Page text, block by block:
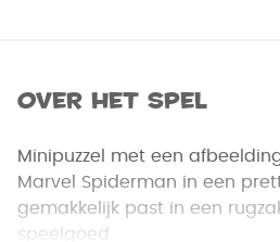
Over het spel
Minipuzzel met een
Marvel Spiderman in een
gemakkelijk past in een
speelgoed.